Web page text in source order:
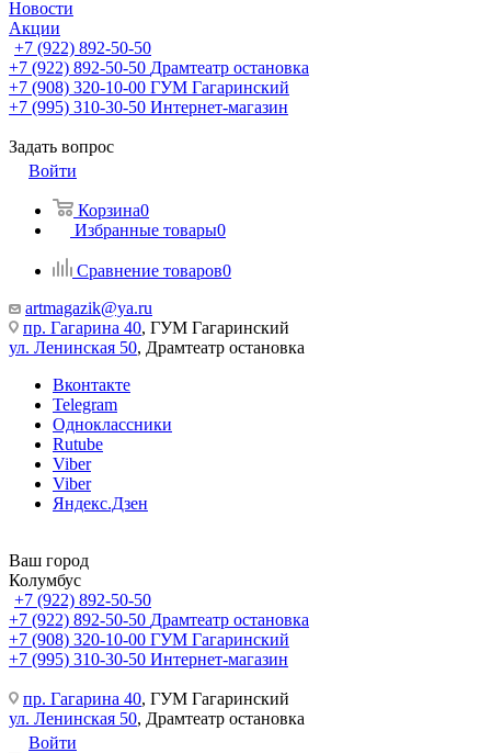
Новости
Акции
+7 (922) 892-50-50
+7 (922) 892-50-50 Драмтеатр остановка
+7 (908) 320-10-00 ГУМ Гагаринский
+7 (995) 310-30-50 Интернет-магазин
Задать вопрос
Войти
Корзина0
Избранные товары0
Сравнение товаров0
artmagazik@ya.ru
пр. Гагарина 40, ГУМ Гагаринский
ул. Ленинская 50, Драмтеатр остановка
Вконтакте
Telegram
Одноклассники
Rutube
Viber
Viber
Яндекс.Дзен
Ваш город
Колумбус
+7 (922) 892-50-50
+7 (922) 892-50-50 Драмтеатр остановка
+7 (908) 320-10-00 ГУМ Гагаринский
+7 (995) 310-30-50 Интернет-магазин
пр. Гагарина 40, ГУМ Гагаринский
ул. Ленинская 50, Драмтеатр остановка
Войти